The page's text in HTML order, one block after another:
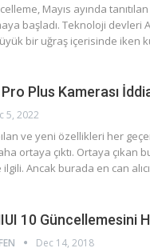
Mayıs ayında
başladı. Teknoloji devleri
bir uğraş içerisinde iken
Plus Kamerası
5, 2022
ve yeni özellikleri her
ortaya çıktı. Ortaya çıkan
ilgili. Ancak burada en can
10 Güncellemesini
Dec 14, 2018